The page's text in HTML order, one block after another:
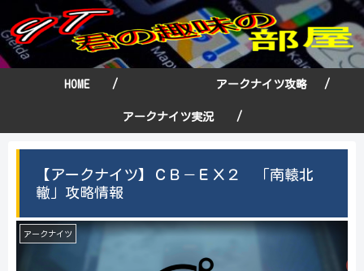
HOME / アークナイツ攻略 /
アークナイツ実況 /
【アークナイツ】ＣＢ－ＥＸ２ 「南轅北
轍」攻略情報
アークナイツ